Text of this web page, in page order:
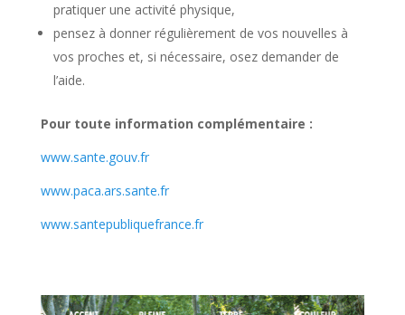
pratiquer une activité physique,
pensez à donner régulièrement de vos nouvelles à
vos proches et, si nécessaire, osez demander de
l’aide.
Pour toute information complémentaire :
www.sante.gouv.fr
www.paca.ars.sante.fr
www.santepubliquefrance.fr